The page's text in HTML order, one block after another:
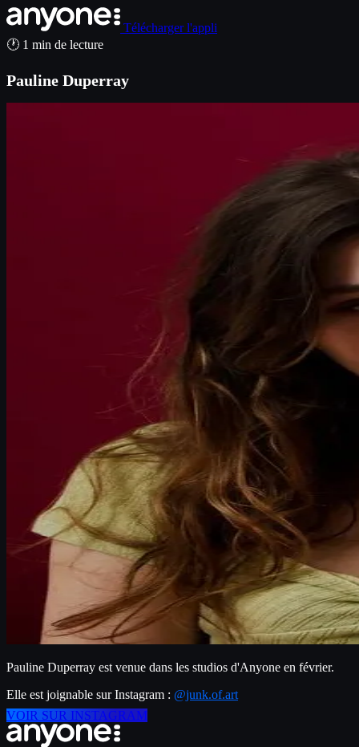
Télécharger l'appli
🕐 1 min de lecture
Pauline Duperray
Pauline Duperray est venue dans les studios d'Anyone en février.
Elle est joignable sur Instagram : @junk.of.art
VOIR SUR INSTAGRAM